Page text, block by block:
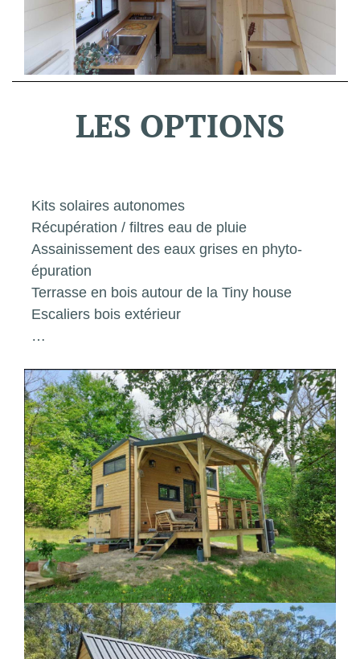
LES OPTIONS
Kits solaires autonomes
Récupération / filtres eau de pluie
Assainissement des eaux grises en phyto-
épuration
Terrasse en bois autour de la Tiny house
Escaliers bois extérieur
…